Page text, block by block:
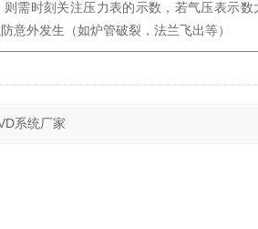
需时刻关注压力表的示数，若气压表示数
意外发生（如炉管破裂，法兰飞出等）